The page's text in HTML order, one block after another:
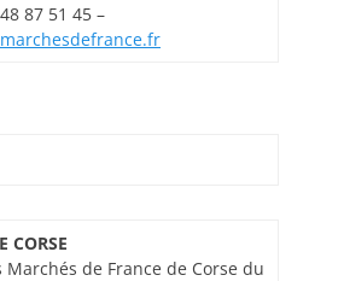
87 51 45 –
CORSE
Marchés de France de Corse du